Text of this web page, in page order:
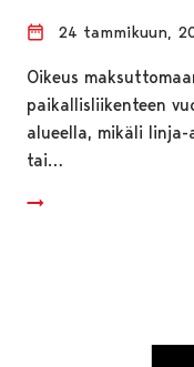
24 tammikuun,
Oikeus
paikallisliikenteen
alueella, mikäli
tai…